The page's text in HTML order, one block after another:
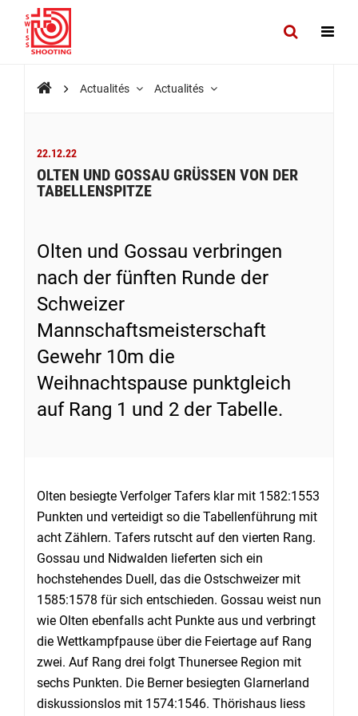
Actualités Actualités
22.12.22
OLTEN UND GOSSAU GRÜSSEN VON DER
TABELLENSPITZE
Olten und Gossau verbringen
nach der fünften Runde der
Schweizer
Mannschaftsmeisterschaft
Gewehr 10m die
Weihnachtspause punktgleich
auf Rang 1 und 2 der Tabelle.
Olten besiegte Verfolger Tafers klar mit 1582:1553
Punkten und verteidigt so die Tabellenführung mit
acht Zählern. Tafers rutscht auf den vierten Rang.
Gossau und Nidwalden lieferten sich ein
hochstehendes Duell, das die Ostschweizer mit
1585:1578 für sich entschieden. Gossau weist nun
wie Olten ebenfalls acht Punkte aus und verbringt
die Wettkampfpause über die Feiertage auf Rang
zwei. Auf Rang drei folgt Thunersee Region mit
sechs Punkten. Die Berner besiegten Glarnerland
diskussionslos mit 1574:1546. Thörishaus liess